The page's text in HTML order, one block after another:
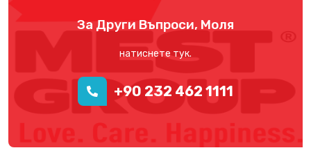
За Други Въпроси, Моля
натиснете тук.
+90 232 462 1111